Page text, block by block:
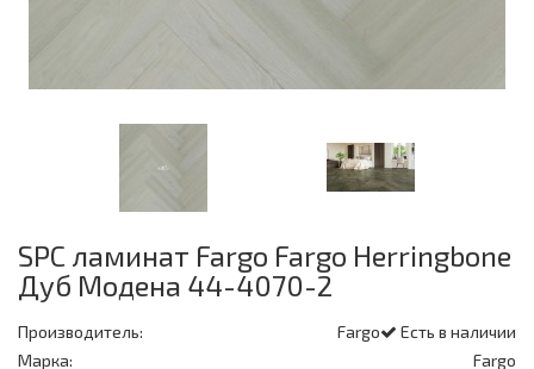
SPC ламинат Fargo Fargo Herringbone
Дуб Модена 44-4070-2
Есть в наличии
Производитель:
Fargo
Марка:
Fargo